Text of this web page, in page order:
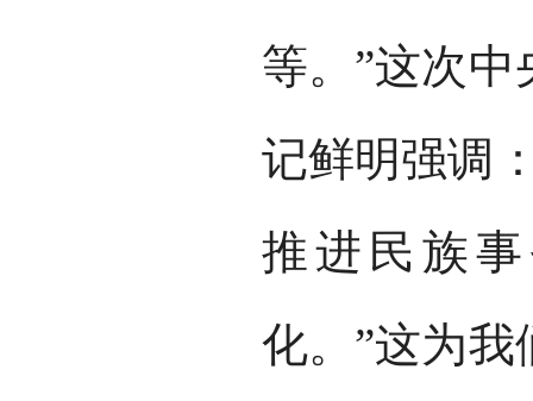
等。”这次
记鲜明强调
推进民族
化。”这为